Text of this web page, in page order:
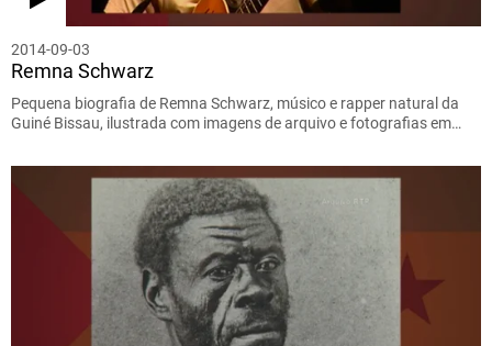
2014-09-03
Remna Schwarz
Pequena biografia de Remna Schwarz, músico e rapper natural da
Guiné Bissau, ilustrada com imagens de arquivo e fotografias em…